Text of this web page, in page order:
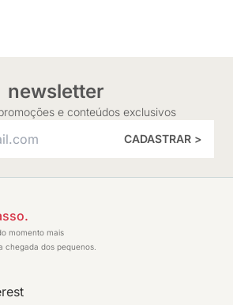
newsletter
e conteúdos exclusivos
CADASTRAR >
momento mais
chegada dos pequenos.